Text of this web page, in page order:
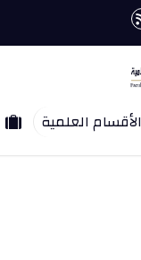
الأقسام العلمية